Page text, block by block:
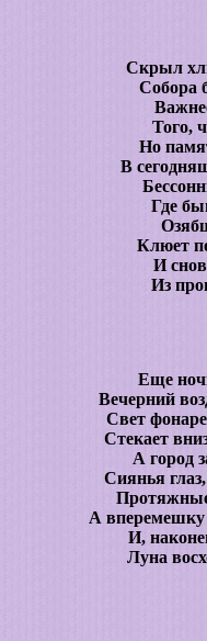
Скрыл
Собора
Того,
Но
В
Где
Клюет
И
Из
Еще
Вечерний
Свет
Стекает
А город
Сиянья
А
И,
Луна